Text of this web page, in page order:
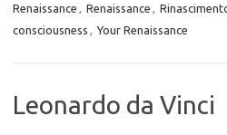
Renaissance
Renaissance
consciousness
Your Renaissance
Leonardo da Vinci